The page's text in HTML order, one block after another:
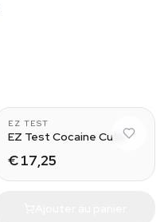
EZ TEST
EZ Test Cocaine Cuts
€ 17,25